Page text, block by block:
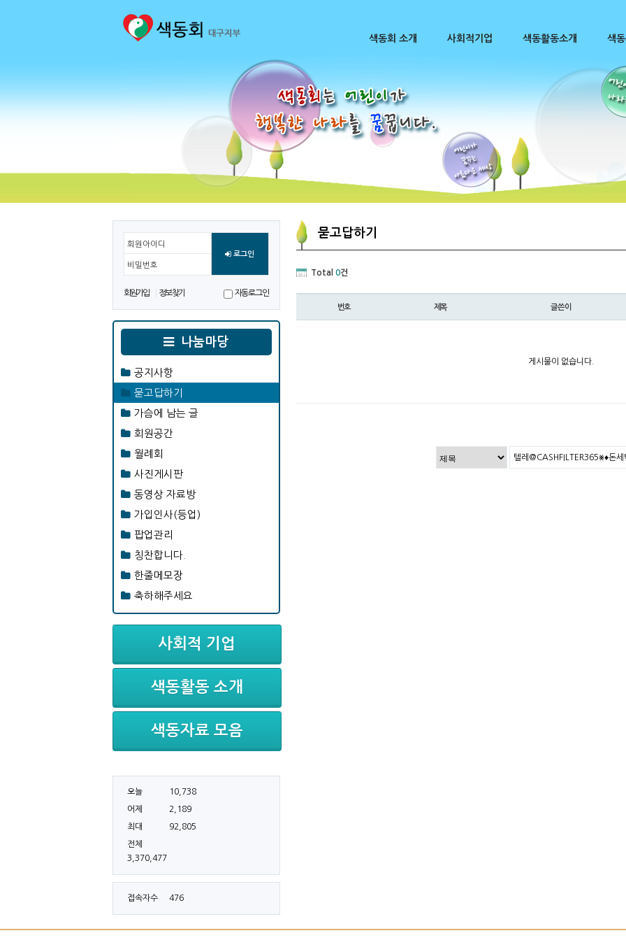
색동회 소개 사회적기업 색동활동소개 색
회원아이디
비밀번호
로그인
회원가입 정보찾기 자동로그인
나눔마당
공지사항
묻고답하기
가슴에 남는 글
회원공간
월례회
사진게시판
동영상 자료방
가입인사(등업)
팝업관리
칭찬합니다.
한줄메모장
축하해주세요
사회적 기업
색동활동 소개
색동자료 모음
오늘 10,738
어제 2,189
최대 92,805
전체
3,370,477
접속자수 476
묻고답하기
Total 0건
번호 제목 글쓴이
게시물이 없습니다.